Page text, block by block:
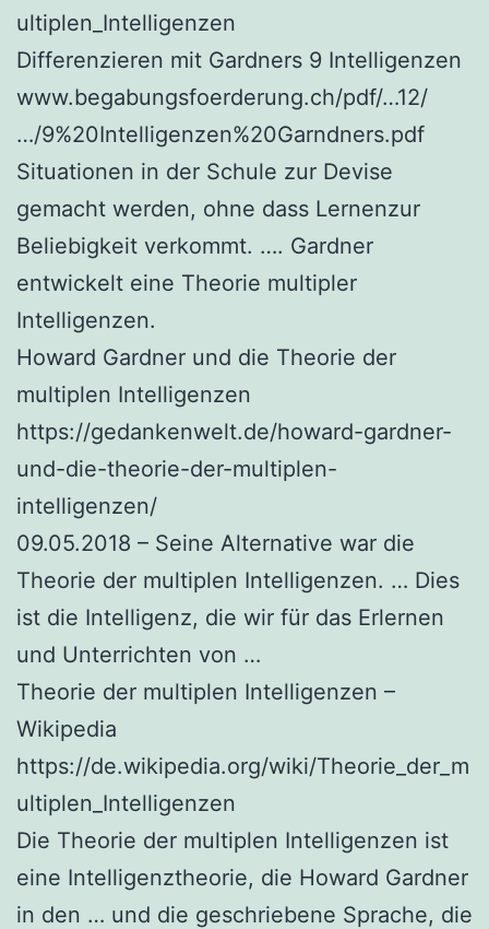
ultiplen_Intelligenzen
Differenzieren mit Gardners 9 Intelligenzen
www.begabungsfoerderung.ch/pdf/…12/
…/9%20Intelligenzen%20Garndners.pdf
Situationen in der Schule zur Devise
gemacht werden, ohne dass Lernenzur
Beliebigkeit verkommt. …. Gardner
entwickelt eine Theorie multipler
Intelligenzen.
Howard Gardner und die Theorie der
multiplen Intelligenzen
https://gedankenwelt.de/howard-gardner-
und-die-theorie-der-multiplen-
intelligenzen/
09.05.2018 – Seine Alternative war die
Theorie der multiplen Intelligenzen. … Dies
ist die Intelligenz, die wir für das Erlernen
und Unterrichten von …
Theorie der multiplen Intelligenzen –
Wikipedia
https://de.wikipedia.org/wiki/Theorie_der_m
ultiplen_Intelligenzen
Die Theorie der multiplen Intelligenzen ist
eine Intelligenztheorie, die Howard Gardner
in den … und die geschriebene Sprache, die